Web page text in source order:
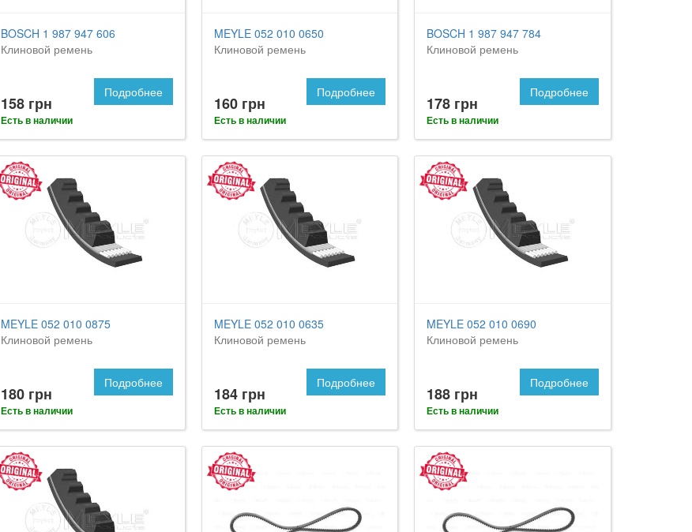
BOSCH 1 987 947 606
Клиновой ремень
158 грн
Есть в наличии
Подробнее
MEYLE 052 010 0650
Клиновой ремень
160 грн
Есть в наличии
Подробнее
BOSCH 1 987 947 784
Клиновой ремень
178 грн
Есть в наличии
Подробнее
MEYLE 052 010 0875
Клиновой ремень
180 грн
Есть в наличии
Подробнее
MEYLE 052 010 0635
Клиновой ремень
184 грн
Есть в наличии
Подробнее
MEYLE 052 010 0690
Клиновой ремень
188 грн
Есть в наличии
Подробнее